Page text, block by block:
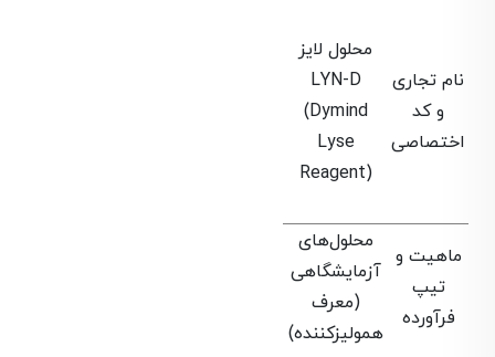
نام تجاری
و کد
اختصاصی
محلول لایز
LYN-D
(Dymind
Lyse
Reagent)
ماهیت و
تیپ
فرآورده
محلول‌های
آزمایشگاهی
(معرف
همولیزکننده)